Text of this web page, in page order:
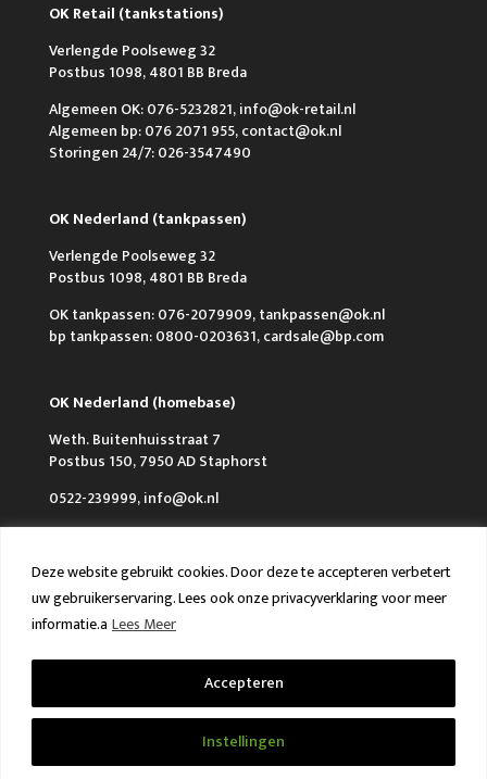
Deze website gebruikt cookies. Door deze te accepteren verbetert
uw gebruikerservaring. Lees ook onze privacyverklaring voor meer
informatie.a Lees Meer
Instellingen
Accepteren
OK Retail (tankstations)
Verlengde Poolseweg 32
Postbus 1098, 4801 BB Breda
Algemeen OK: 076-5232821, info@ok-retail.nl
Algemeen bp: 076 2071 955, contact@ok.nl
Storingen 24/7: 026-3547490
OK Nederland (tankpassen)
Verlengde Poolseweg 32
Postbus 1098, 4801 BB Breda
OK tankpassen: 076-2079909, tankpassen@ok.nl
bp tankpassen: 0800-0203631, cardsale@bp.com
OK Nederland (homebase)
Weth. Buitenhuisstraat 7
Postbus 150, 7950 AD Staphorst
0522-239999, info@ok.nl
Over OK
FAQ en Contact
VCA & ISO
Algemene voorwaarden
Privacy policy